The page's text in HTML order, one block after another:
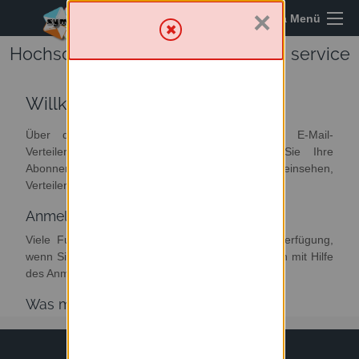
Sympa Menü
Hochschule Wismar - Mailing lists service
Willkommen
Über diesen Server haben Sie Zugriff zur E-Mail-
Verteilerumgebung. Von hier aus können Sie Ihre
Abonnements verwalten oder abbestellen, Archive einsehen,
Verteiler verwalten und moderieren.
Anmelden
Viele Funktionen von Sympa stehen erst zur Verfügung,
wenn Sie sich angemeldet haben. Loggen Sie sich mit Hilfe
des Anmeldeformulars im Menü oben rechts ein.
Was möchten Sie tun?
×